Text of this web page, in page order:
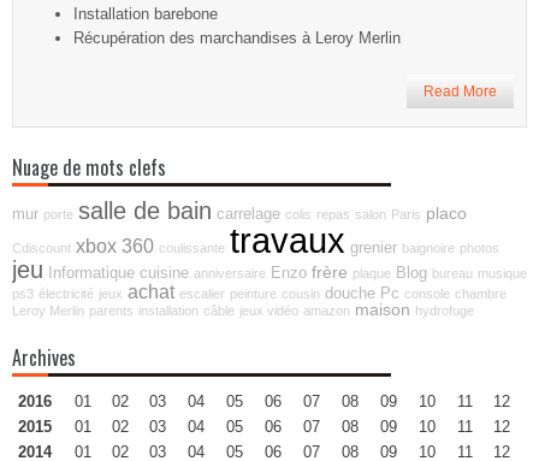
Installation barebone
Récupération des marchandises à Leroy Merlin
Read More
Nuage de mots clefs
mur porte salle de bain carrelage colis repas salon Paris placo
Cdiscount xbox 360 coulissante travaux grenier baignoire photos
jeu Informatique cuisine anniversaire Enzo frère plaque Blog bureau musique
ps3 électricité jeux achat escalier peinture cousin douche Pc console chambre
Leroy Merlin parents installation câble jeux vidéo amazon maison hydrofuge
Archives
2016 01 02 03 04 05 06 07 08 09 10 11
12
2015
01 02 03 04 05 06 07 08 09 10 11
12
2014
01 02 03 04 05 06 07 08 09 10 11
12